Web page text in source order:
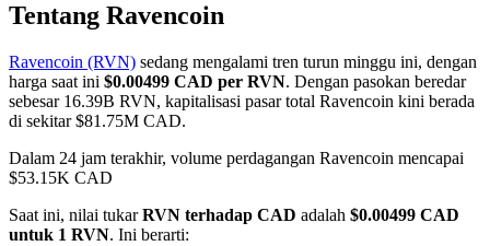
COIN-M Berjangka
Mata Uang Kripto Berjangka
TradFi
Derivatif saham, forex, logam mulia, dan komoditas
Tentang Ravencoin
Ravencoin (RVN) sedang mengalami tren turun minggu ini, dengan
harga saat ini $0.00499 CAD per RVN. Dengan pasokan beredar
sebesar 16.39B RVN, kapitalisasi pasar total Ravencoin kini berada
di sekitar $81.75M CAD.
Dalam 24 jam terakhir, volume perdagangan Ravencoin mencapai
$53.15K CAD
Saat ini, nilai tukarRVN terhadap CAD adalah $0.00499 CAD
untuk 1 RVN. Ini berarti: